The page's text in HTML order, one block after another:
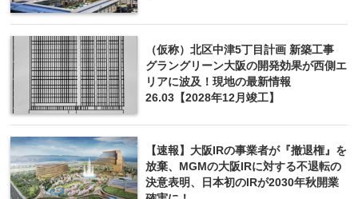
（仮称）北区中津5丁目計画 新築工事
グラングリーン大阪の開発効果が西側エ
リアに波及！現地の最新情報
26.03【2028年12月竣工】
【速報】大阪IRの事業者が『撤退権』を
放棄、MGMの大阪IRに対する不退転の
決意表明、日本初のIRが2030年秋開業